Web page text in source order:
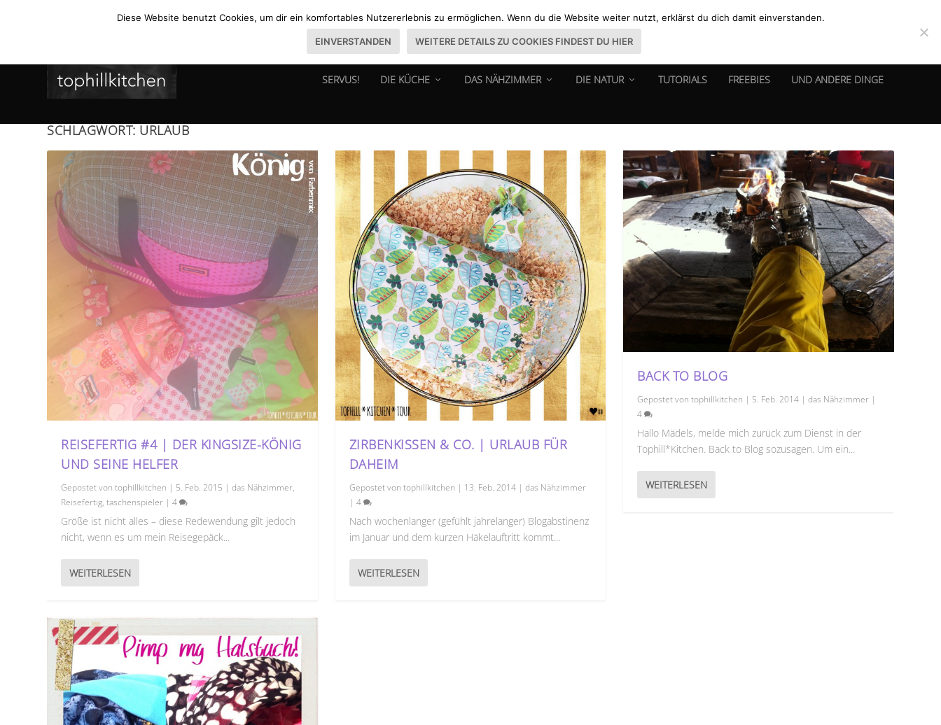
SERVUS! DIE KÜCHE DAS NÄHZIMMER DIE NATUR TUTORIALS FREEBIES UND ANDERE DINGE
SCHLAGWORT: URLAUB
REISEFERTIG #4 | DER KINGSIZE-KÖNIG
UND SEINE HELFER
Gepostet vontophillkitchen | 5. Feb. 2015 |das Nähzimmer,
Reisefertig,taschenspieler |4
Größe ist nicht alles – diese Redewendung gilt jedoch
nicht, wenn es um mein Reisegepäck...
WEITERLESEN
ZIRBENKISSEN & CO. | URLAUB FÜR
DAHEIM
Gepostet von tophillkitchen | 13. Feb. 2014| das Nähzimmer
| 4
Nach wochenlanger (gefühlt jahrelanger) Blogabstinenz
im Januar und dem kurzen Häkelauftritt kommt...
WEITERLESEN
BACK TO BLOG
Gepostet vontophillkitchen | 5. Feb. 2014 |das Nähzimmer |
4
Hallo Mädels, melde mich zurück zum Dienst in der
Tophill*Kitchen. Back to Blog sozusagen. Um ein...
WEITERLESEN
Diese Website benutzt Cookies, um dir ein komfortables Nutzererlebnis zu ermöglichen. Wenn du die Website weiter nutzt, erklärst du dich damit einverstanden.
EINVERSTANDEN WEITERE DETAILS ZU COOKIES FINDEST DU HIER